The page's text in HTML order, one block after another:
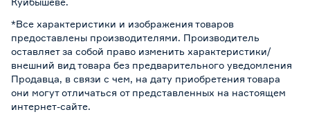
*Все характеристики и изображения товаров
предоставлены производителями. Производитель
оставляет за собой право изменить характеристики/
внешний вид товара без предварительного уведомления
Продавца, в связи с чем, на дату приобретения товара
они могут отличаться от представленных на настоящем
интернет-сайте.